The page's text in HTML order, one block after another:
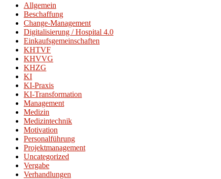
Allgemein
Beschaffung
Change-Management
Digitalisierung / Hospital 4.0
Einkaufsgemeinschaften
KHTVF
KHVVG
KHZG
KI
KI-Praxis
KI-Transformation
Management
Medizin
Medizintechnik
Motivation
Personalführung
Projektmanagement
Uncategorized
Vergabe
Verhandlungen